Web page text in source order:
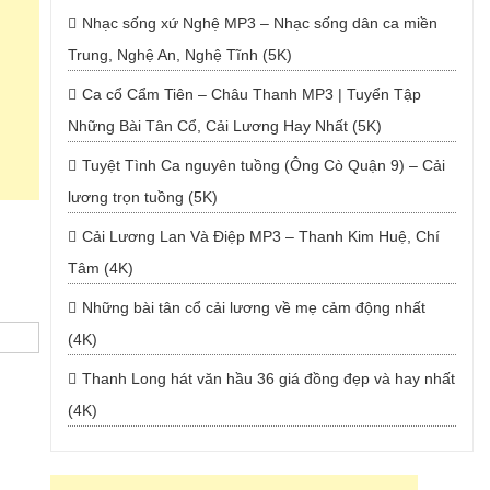
Nhạc sống xứ Nghệ MP3 – Nhạc sống dân ca miền
Trung, Nghệ An, Nghệ Tĩnh (5K)
Ca cổ Cẩm Tiên – Châu Thanh MP3 | Tuyển Tập
Những Bài Tân Cổ, Cải Lương Hay Nhất (5K)
Tuyệt Tình Ca nguyên tuồng (Ông Cò Quận 9) – Cải
lương trọn tuồng (5K)
Cải Lương Lan Và Điệp MP3 – Thanh Kim Huệ, Chí
Tâm (4K)
Những bài tân cổ cải lương về mẹ cảm động nhất
(4K)
Thanh Long hát văn hầu 36 giá đồng đẹp và hay nhất
(4K)